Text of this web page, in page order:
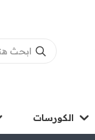
الكورسات